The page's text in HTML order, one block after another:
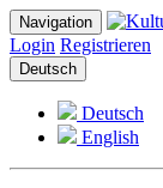
Navigation
Login Registrieren
Deutsch
Deutsch
English